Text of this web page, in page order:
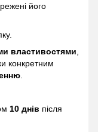
його
властивостями,
конкретним
.
10 днів після